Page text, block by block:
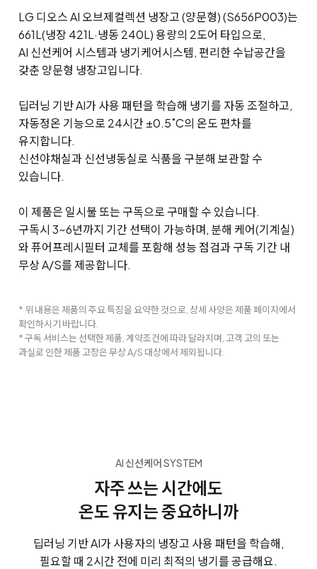
LG 디오스 AI 오브제컬렉션 냉장고 (양문형) (S656P003)는
661L(냉장 421L·냉동 240L) 용량의 2도어 타입으로,
AI 신선케어 시스템과 냉기케어시스템, 편리한 수납공간을
갖춘 양문형 냉장고입니다.
딥러닝 기반 AI가 사용 패턴을 학습해 냉기를 자동 조절하고,
자동정온 기능으로 24시간 ±0.5˚C의 온도 편차를
유지합니다.
신선야채실과 신선냉동실로 식품을 구분해 보관할 수
있습니다.
이 제품은 일시불 또는 구독으로 구매할 수 있습니다.
구독시 3~6년까지 기간 선택이 가능하며, 분해 케어(기계실)
와 퓨어프레시필터 교체를 포함해 성능 점검과 구독 기간 내
무상 A/S를 제공합니다.
* 위 내용은 제품의 주요 특징을 요약한 것으로, 상세 사양은 제품 페이지에서
확인하시기 바랍니다.
* 구독 서비스는 선택한 제품, 계약조건에 따라 달라지며, 고객 고의 또는
과실로 인한 제품 고장은 무상 A/S 대상에서 제외됩니다.
AI 신선케어 SYSTEM
자주 쓰는 시간에도
온도 유지는 중요하니까
딥러닝 기반 AI가 사용자의 냉장고 사용 패턴을 학습해,
필요할 때 2시간 전에 미리 최적의 냉기를 공급해요.